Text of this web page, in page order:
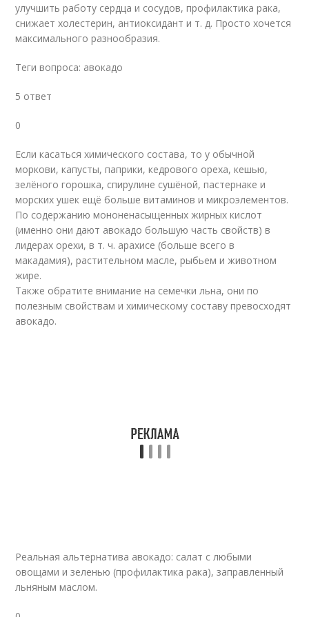
улучшить работу сердца и сосудов, профилактика рака,
снижает холестерин, антиоксидант и т. д. Просто хочется
максимального разнообразия.
Теги вопроса: авокадо
5 ответ
0
Если касаться химического состава, то у обычной
моркови, капусты, паприки, кедрового ореха, кешью,
зелёного горошка, спирулине сушёной, пастернаке и
морских ушек ещё больше витаминов и микроэлементов.
По содержанию мононенасыщенных жирных кислот
(именно они дают авокадо большую часть свойств) в
лидерах орехи, в т. ч. арахисе (больше всего в
макадамия), растительном масле, рыбьем и животном
жире.
Также обратите внимание на семечки льна, они по
полезным свойствам и химическому составу превосходят
авокадо.
Реальная альтернатива авокадо: салат с любыми
овощами и зеленью (профилактика рака), заправленный
льняным маслом.